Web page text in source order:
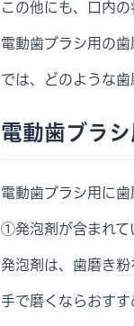
この他にも、口内
電動歯ブラシ用の
では、どのような
電動歯ブラ
電動歯ブラシ用に
①発泡剤が含まれて
発泡剤は、歯磨き
手で磨くならおす